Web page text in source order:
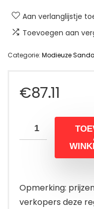
Aan verlanglijstje
Toevoegen aan
Categorie: Modieuze
€87.11
Opmerking:
verkopers deze